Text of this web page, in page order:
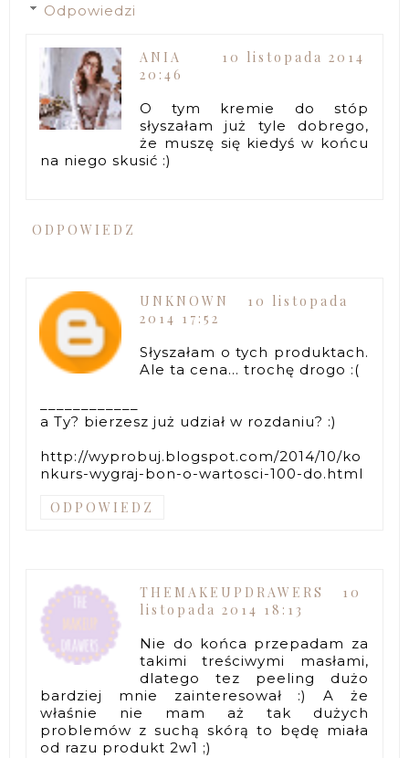
Odpowiedzi
ANIA
10 listopada 2014
20:46
O tym kremie do stóp
słyszałam już tyle dobrego,
że muszę się kiedyś w końcu
na niego skusić :)
ODPOWIEDZ
UNKNOWN
10 listopada
2014 17:52
Słyszałam o tych produktach.
Ale ta cena... trochę drogo :(
a Ty? bierzesz już udział w rozdaniu? :)
http://wyprobuj.blogspot.com/2014/10/ko
nkurs-wygraj-bon-o-wartosci-100-do.html
ODPOWIEDZ
THEMAKEUPDRAWERS
10
listopada 2014 18:13
Nie do końca przepadam za
takimi treściwymi masłami,
dlatego tez peeling dużo
bardziej mnie zainteresował :) A że
właśnie nie mam aż tak dużych
problemów z suchą skórą to będę miała
od razu produkt 2w1 ;)